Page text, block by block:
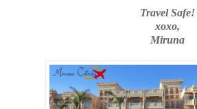
Travel Safe!
xoxo,
Miruna